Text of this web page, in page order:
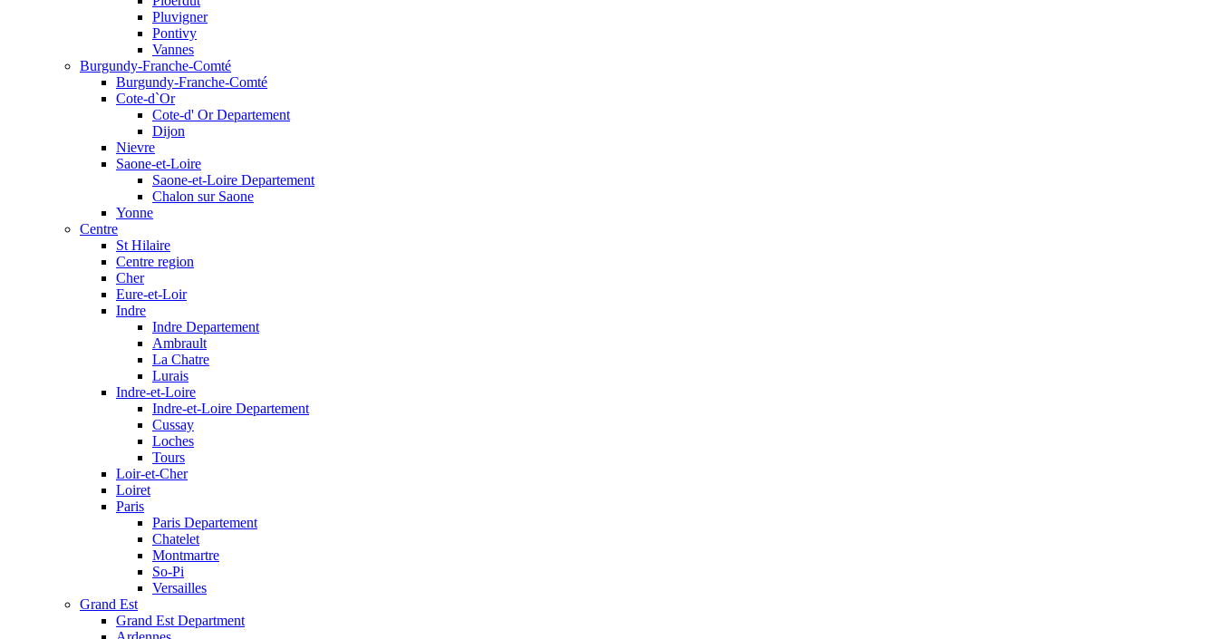
Pluvigner
Pontivy
Vannes
Burgundy-Franche-Comté
Burgundy-Franche-Comté
Cote-d`Or
Cote-d' Or Departement
Dijon
Nievre
Saone-et-Loire
Saone-et-Loire Departement
Chalon sur Saone
Yonne
Centre
St Hilaire
Centre region
Cher
Eure-et-Loir
Indre
Indre Departement
Ambrault
La Chatre
Lurais
Indre-et-Loire
Indre-et-Loire Departement
Cussay
Loches
Tours
Loir-et-Cher
Loiret
Paris
Paris Departement
Chatelet
Montmartre
So-Pi
Versailles
Grand Est
Grand Est Department